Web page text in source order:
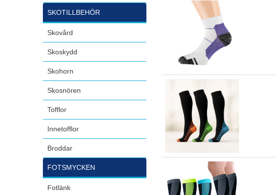
SKOTILLBEHÖR
Skovård
Skoskydd
Skohorn
Skosnören
Tofflor
Innetofflor
Broddar
FOTSMYCKEN
Fotlänk